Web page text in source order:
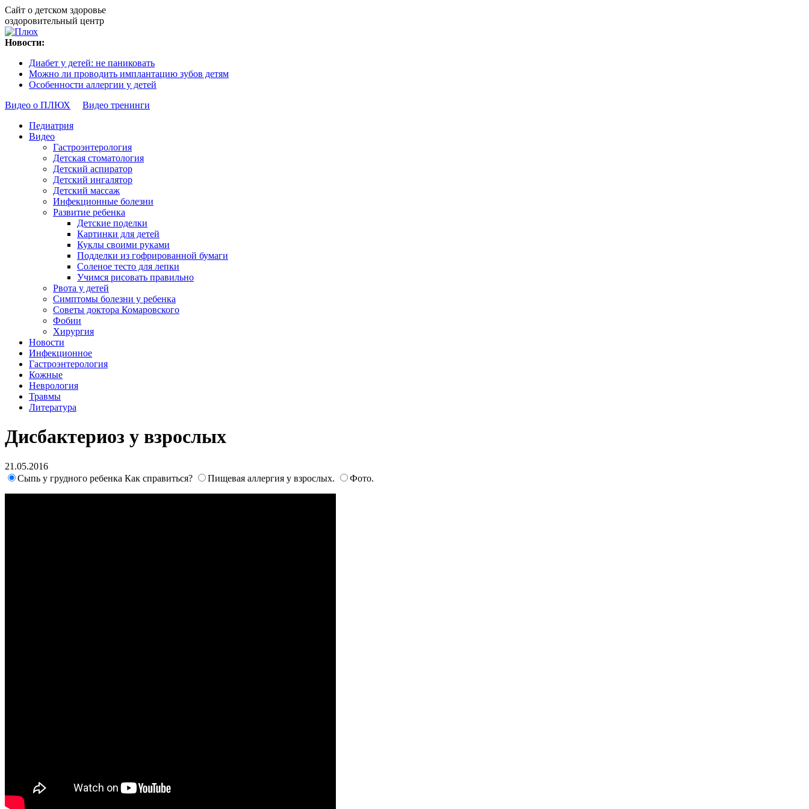
Сайт о детском здоровье
оздоровительный центр
Новости:
Диабет у детей: не паниковать
Можно ли проводить имплантацию зубов детям
Особенности аллергии у детей
Видео о ПЛЮХ
Видео тренинги
Педиатрия
Видео
Гастроэнтерология
Детская стоматология
Детский аспиратор
Детский ингалятор
Детский массаж
Инфекционные болезни
Развитие ребенка
Детские поделки
Картинки для детей
Куклы своими руками
Подделки из гофрированной бумаги
Соленое тесто для лепки
Учимся рисовать правильно
Рвота у детей
Симптомы болезни у ребенка
Советы доктора Комаровского
Фобии
Хирургия
Новости
Инфекционное
Гастроэнтерология
Кожные
Неврология
Травмы
Литература
Дисбактериоз у взрослых
21.05.2016
Сыпь у грудного ребенка Как справиться?
Пищевая аллергия у взрослых. Фото.